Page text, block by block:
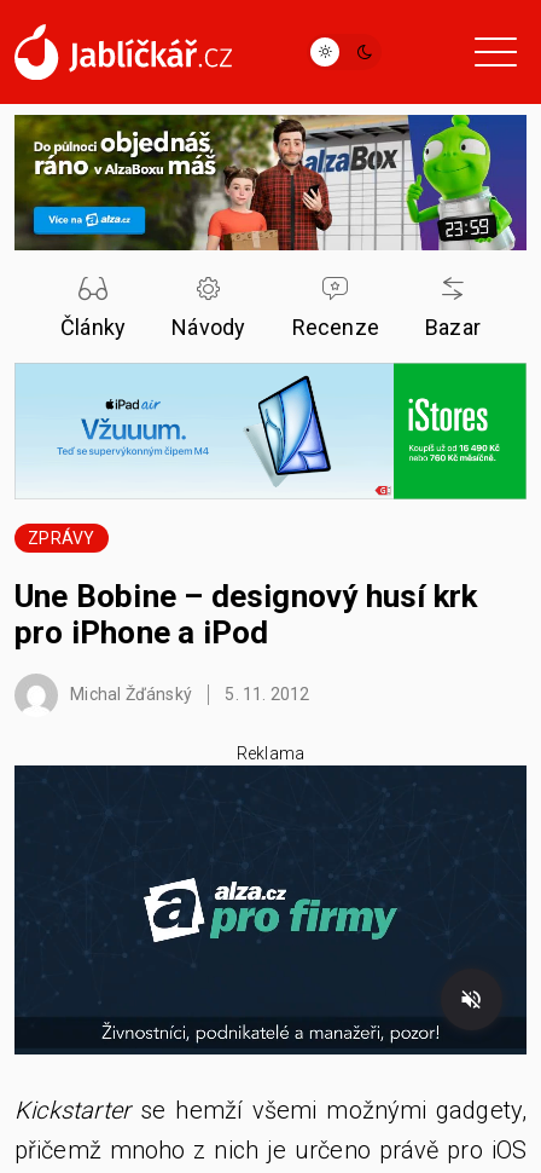
Články Návody Recenze Bazar
ZPRÁVY
Une Bobine – designový husí krk
pro iPhone a iPod
Michal Žďánský 5. 11. 2012
Reklama
Kickstarterse hemží všemi možnými gadgety,
přičemž mnoho z nich je určeno právě pro iOS